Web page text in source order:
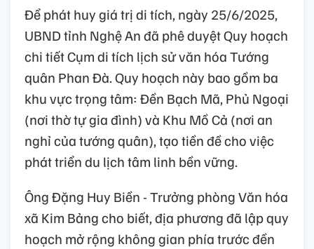
Để phát huy giá trị di tích, ngày 25/6/2025,
UBND tỉnh Nghệ An đã phê duyệt Quy hoạch
chi tiết Cụm di tích lịch sử văn hóa Tướng
quân Phan Đà. Quy hoạch này bao gồm ba
khu vực trọng tâm: Đền Bạch Mã, Phủ Ngoại
(nơi thờ tự gia đình) và Khu Mồ Cả (nơi an
nghỉ của tướng quân), tạo tiền đề cho việc
phát triển du lịch tâm linh bền vững.
Ông Đặng Huy Biền - Trưởng phòng Văn hóa
xã Kim Bảng cho biết, địa phương đã lập quy
hoạch mở rộng không gian phía trước đền